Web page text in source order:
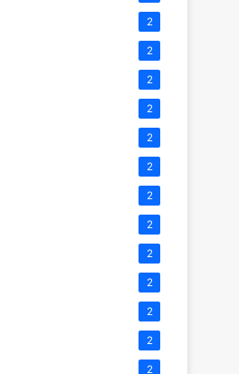
2
2
2
2
2
2
2
2
2
2
2
2
2